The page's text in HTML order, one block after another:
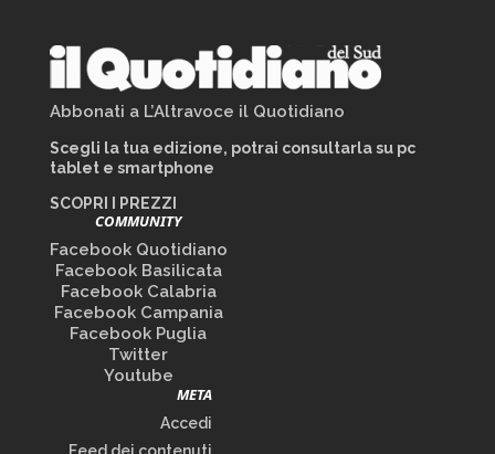
Abbonati a L’Altravoce il Quotidiano
Scegli la tua edizione, potrai consultarla su pc
tablet e smartphone
SCOPRI I PREZZI
COMMUNITY
Facebook Quotidiano
Facebook Basilicata
Facebook Calabria
Facebook Campania
Facebook Puglia
Twitter
Youtube
META
Accedi
Feed dei contenuti